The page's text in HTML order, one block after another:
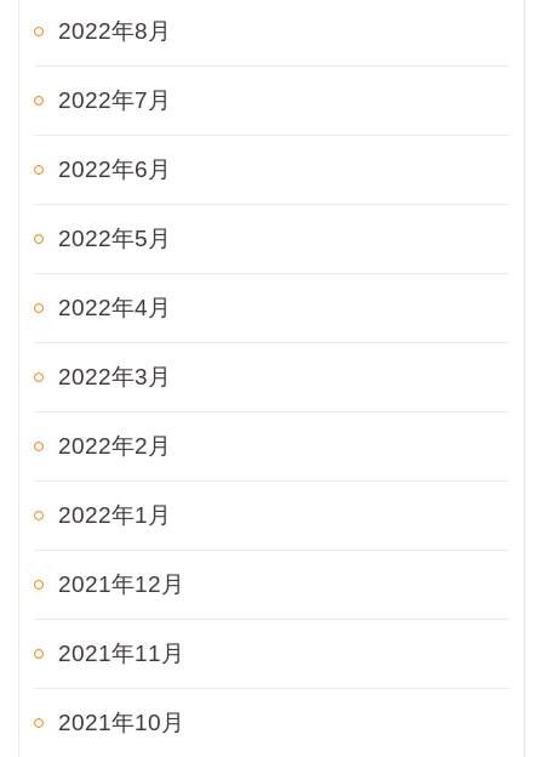
2022年8月
2022年7月
2022年6月
2022年5月
2022年4月
2022年3月
2022年2月
2022年1月
2021年12月
2021年11月
2021年10月